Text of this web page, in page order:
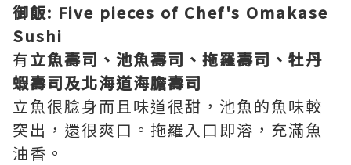
御飯: Five pieces of Chef's Omakase
Sushi
有立魚壽司、池魚壽司、拖羅壽司、牡丹
蝦壽司及北海道海膽壽司
立魚很腍身而且味道很甜，池魚的魚味較
突出，還很爽口。拖羅入口即溶，充滿魚
油香。